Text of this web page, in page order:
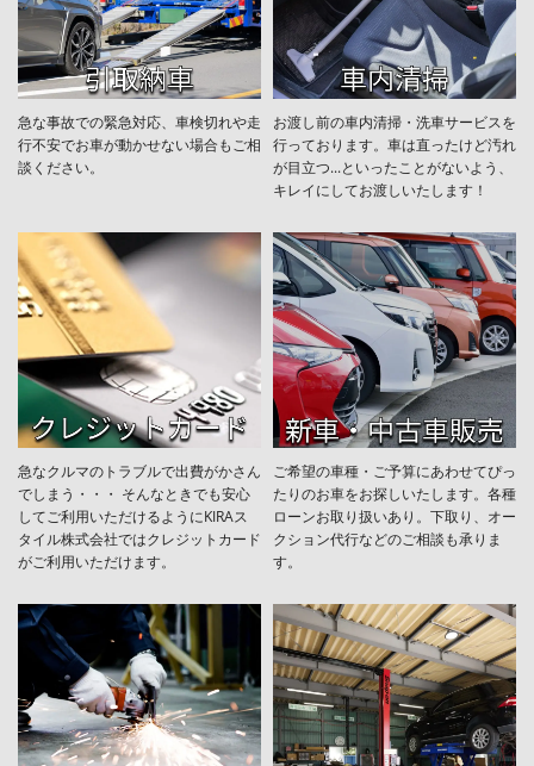
急な事故での緊急対応、車検切れや走
行不安でお車が動かせない場合もご相
談ください。
お渡し前の車内清掃・洗車サービスを
行っております。車は直ったけど汚れ
が目立つ...といったことがないよう、
キレイにしてお渡しいたします！
急なクルマのトラブルで出費がかさん
でしまう・・・ そんなときでも安心
してご利用いただけるようにKIRAス
タイル株式会社ではクレジットカード
がご利用いただけます。
ご希望の車種・ご予算にあわせてぴっ
たりのお車をお探しいたします。各種
ローンお取り扱いあり。下取り、オー
クション代行などのご相談も承りま
す。